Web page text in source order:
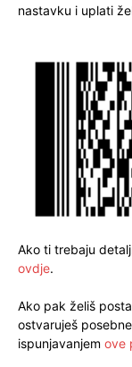
nastavku i uplati
Ako ti trebaju
ovdje.
Ako pak želiš
ostvaruješ
ispunjavanjem ove